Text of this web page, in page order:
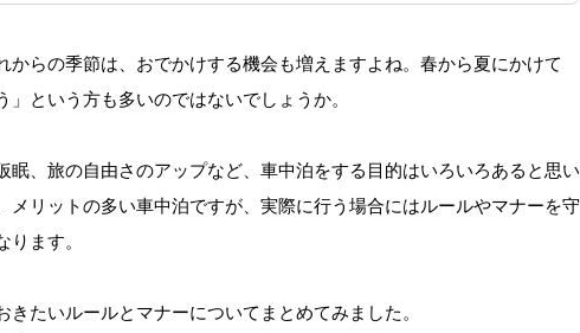
からの季節は、おでかけする機会も増えますよね。春から夏にかけて
」という方も多いのではないでしょうか。
眠、旅の自由さのアップなど、車中泊をする目的はいろいろあると思い
メリットの多い車中泊ですが、実際に行う場合にはルールやマナーを守
ります。
たいルールとマナーについてまとめてみました。